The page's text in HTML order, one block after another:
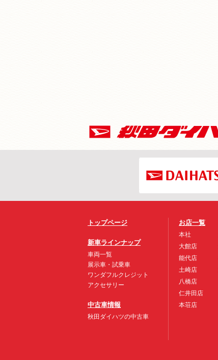
トップページ
新車ラインナップ
車両一覧
展示車・試乗車
ワンダフルクレジット
アクセサリー
中古車情報
秋田ダイハツの中古車
お店一覧
本社
大館店
能代店
土崎店
八橋店
仁井田店
本荘店